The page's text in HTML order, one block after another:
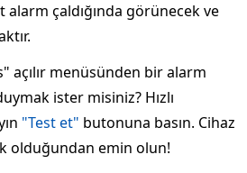
çaldığında görünecek ve
açılır menüsünden bir alarm
ister misiniz? Hızlı
"Test et" butonuna basın. Cihaz
olduğundan emin olun!